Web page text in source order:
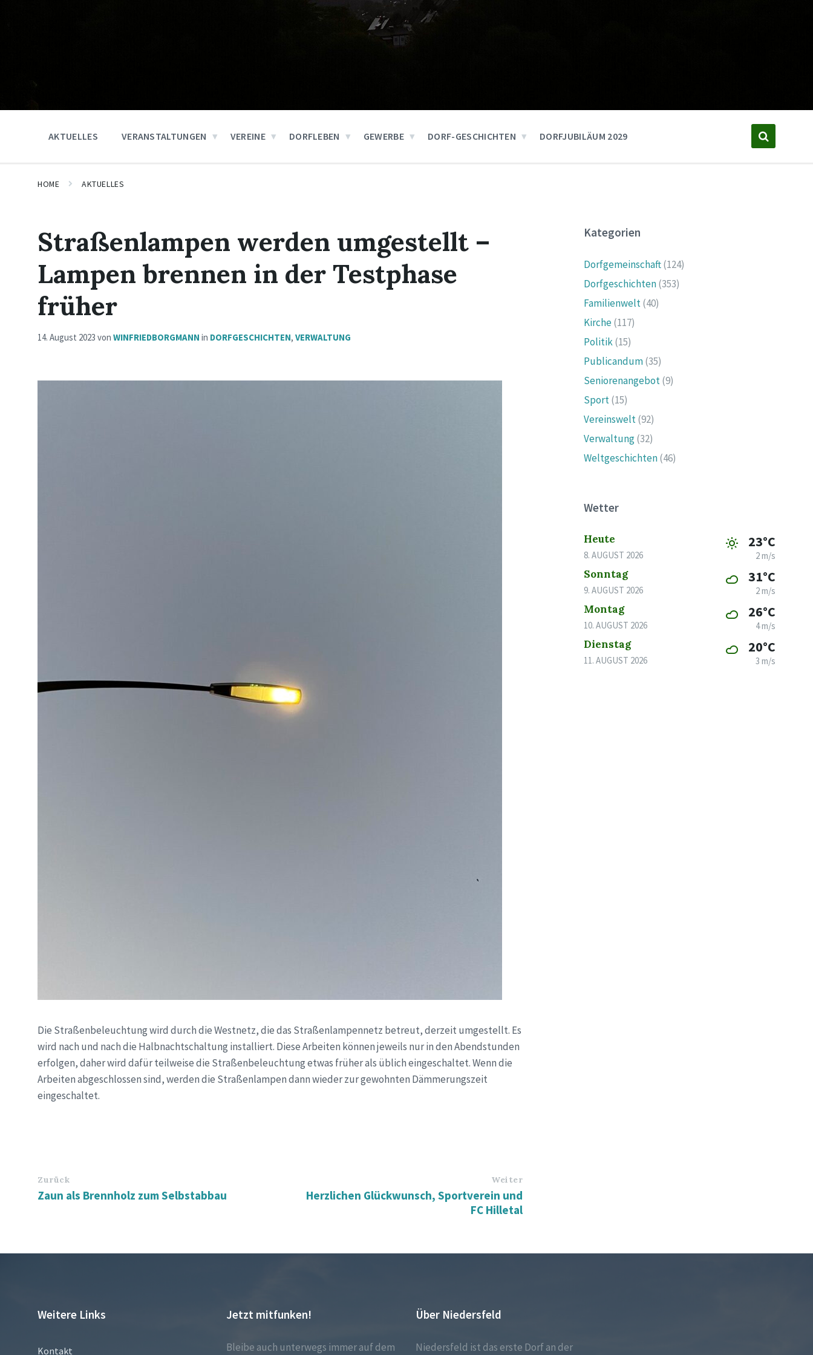
AKTUELLES VERANSTALTUNGEN VEREINE DORFLEBEN GEWERBE DORF-GESCHICHTEN DORFJUBILÄUM 2029
HOME AKTUELLES
Straßenlampen werden umgestellt –
Lampen brennen in der Testphase
früher
14. August 2023 von WINFRIEDBORGMANN in DORFGESCHICHTEN, VERWALTUNG
Die Straßenbeleuchtung wird durch die Westnetz, die das Straßenlampennetz betreut, derzeit umgestellt. Es
wird nach und nach die Halbnachtschaltung installiert. Diese Arbeiten können jeweils nur in den Abendstunden
erfolgen, daher wird dafür teilweise die Straßenbeleuchtung etwas früher als üblich eingeschaltet. Wenn die
Arbeiten abgeschlossen sind, werden die Straßenlampen dann wieder zur gewohnten Dämmerungszeit
eingeschaltet.
Zurück
Zaun als Brennholz zum Selbstabbau
Weiter
Herzlichen Glückwunsch, Sportverein und
FC Hilletal
Kategorien
Dorfgemeinschaft(124)
Dorfgeschichten(353)
Familienwelt(40)
Kirche(117)
Politik(15)
Publicandum(35)
Seniorenangebot(9)
Sport(15)
Vereinswelt(92)
Verwaltung(32)
Weltgeschichten(46)
Wetter
Heute
8. AUGUST 2026
23°C
2 m/s
Sonntag
9. AUGUST 2026
31°C
2 m/s
Montag
10. AUGUST 2026
26°C
4 m/s
Dienstag
11. AUGUST 2026
20°C
3 m/s
Weitere Links
Kontakt
Jetzt mitfunken!
Bleibe auch unterwegs immer auf dem
Über Niedersfeld
Niedersfeld ist das erste Dorf an der